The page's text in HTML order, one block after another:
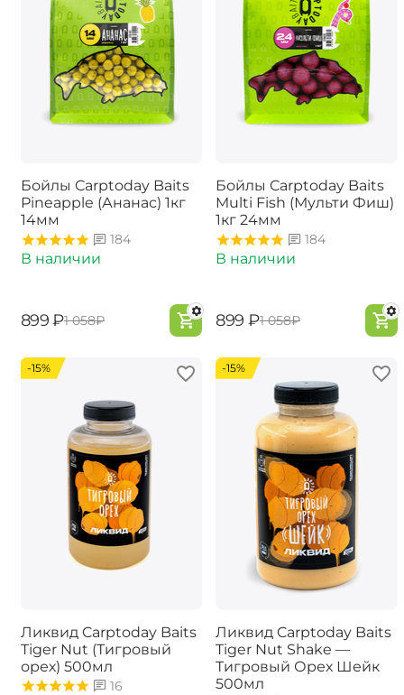
Бойлы Carptoday Baits
Pineapple (Ананас) 1кг
14мм
184
В наличии
‍899‍ ₽‍1 058‍₽
Бойлы Carptoday Baits
Multi Fish (Мульти Фиш)
1кг 24мм
184
В наличии
‍899‍ ₽‍1 058‍₽
-15%
Ликвид Carptoday Baits
Tiger Nut (Тигровый
орех) 500мл
16
-15%
Ликвид Carptoday Baits
Tiger Nut Shake —
Тигровый Орех Шейк
500мл